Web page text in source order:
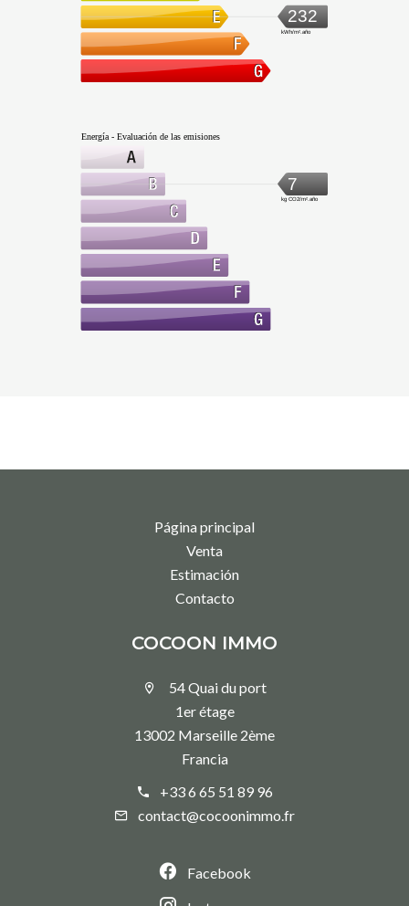
232
kWh/m².año
Energía - Evaluación de las emisiones
7
kg CO2/m².año
Página principal
Venta
Estimación
Contacto
COCOON IMMO
54 Quai du port
1er étage
13002 Marseille 2ème
Francia
+33 6 65 51 89 96
contact@cocoonimmo.fr
Facebook